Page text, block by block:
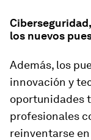
los nuevos
Además, los
innovación y
oportunidades
profesionales
reinventarse